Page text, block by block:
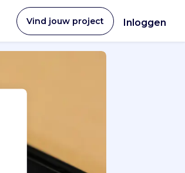
Vind jouw project Inloggen